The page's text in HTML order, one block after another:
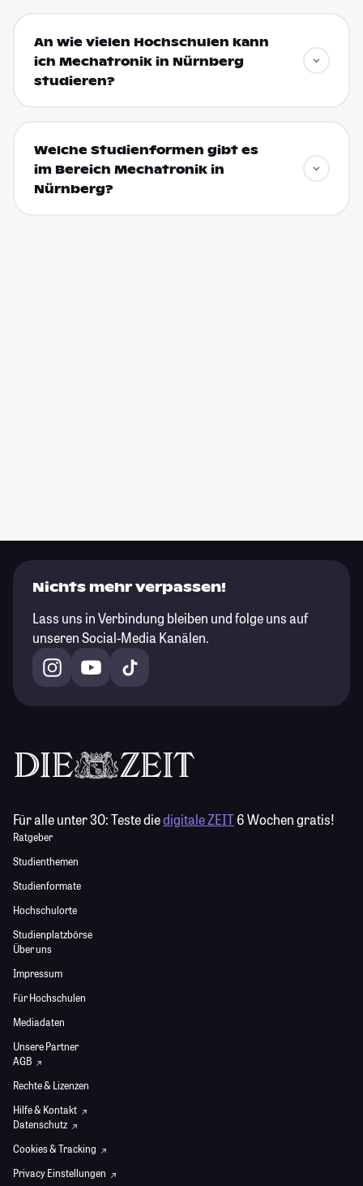
An wie vielen Hochschulen kann
ich Mechatronik in Nürnberg
studieren?
Welche Studienformen gibt es
im Bereich Mechatronik in
Nürnberg?
Nichts mehr verpassen!
Lass uns in Verbindung bleiben und folge uns auf
unseren Social-Media Kanälen.
Für alle unter 30:Teste diedigitale ZEIT6 Wochen gratis!
Ratgeber
Studienthemen
Studienformate
Hochschulorte
Studienplatzbörse
Über uns
Impressum
Für Hochschulen
Mediadaten
Unsere Partner
AGB
Rechte & Lizenzen
Hilfe & Kontakt
Datenschutz
Cookies & Tracking
Privacy Einstellungen